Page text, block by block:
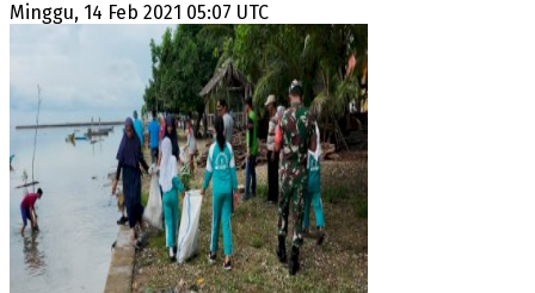
Minggu, 14 Feb 2021 05:07 UTC